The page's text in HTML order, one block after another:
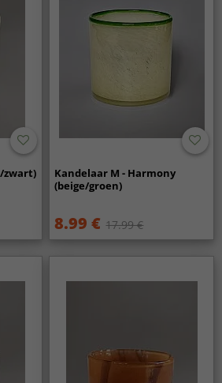
zwart)
Kandelaar M - Harmony
(beige/groen)
8.99 € 17.99 €